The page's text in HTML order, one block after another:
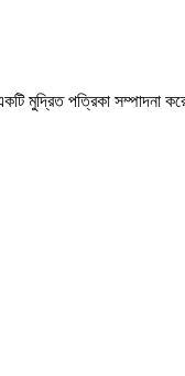
মুদ্রিত পত্রিকা সম্পাদনা